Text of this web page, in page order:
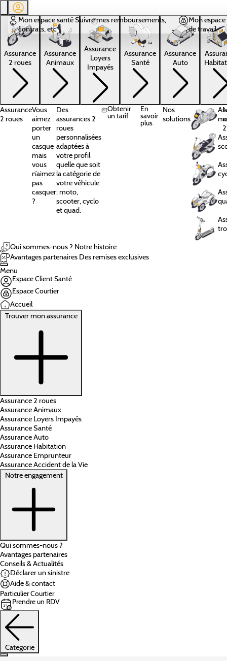
Aller au contenu principal
Mon espace santéSuivre mes remboursements,
contrats, etc
Mon
de travail
Assurance
2 roues
Assurance
Animaux
Assurance
Loyers
Impayés
Assurance
Santé
Assurance
Auto
Assurance
2 roues
Vous
aimez
porter
un
casque
mais
vous
n’aimez
pas
casquer
?
Des
assurances 2
roues
personnalisées
adaptées à
votre profil
quelle que soit
la catégorie de
votre véhicule
: moto,
scooter, cyclo
et quad.
Obtenir
un tarif
En
savoir
plus
Nos
solutions
Qui sommes-nous ? Notre histoire
Avantages partenaires Des remises exclusives
Menu
Espace Client Santé
Espace Courtier
Accueil
Trouver mon assurance
Assurance 2 roues
Assurance Animaux
Assurance Loyers Impayés
Assurance Santé
Assurance Auto
Assurance Habitation
Assurance Emprunteur
Assurance Accident de la Vie
Notre engagement
Qui sommes-nous ?
Avantages partenaires
Conseils & Actualités
Déclarer un sinistre
Aide & contact
ParticulierCourtier
Prendre un RDV
Categorie